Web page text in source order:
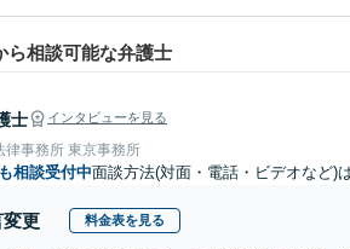
ら相談可能な弁護士
士 インタビューを見る
律事務所 東京事務所
相談受付中面談方法(対面・電話・ビデオなど)
更 料金表を見る